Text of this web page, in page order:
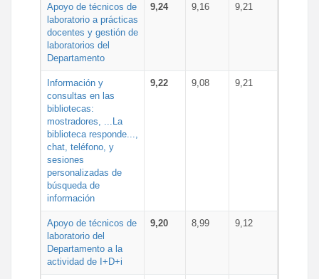
Apoyo de técnicos de
laboratorio a prácticas
docentes y gestión de
laboratorios del
Departamento
9,24 9,16 9,21
Información y
consultas en las
bibliotecas:
mostradores, ...La
biblioteca responde...,
chat, teléfono, y
sesiones
personalizadas de
búsqueda de
información
9,22 9,08 9,21
Apoyo de técnicos de
laboratorio del
Departamento a la
actividad de I+D+i
9,20 8,99 9,12